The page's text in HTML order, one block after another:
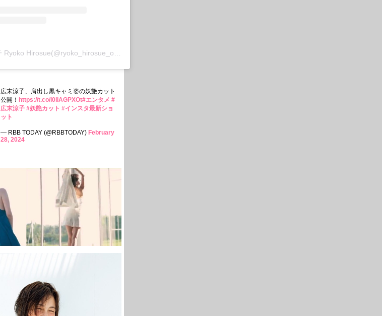
広末涼子、肩出し黒キャミ姿の妖艶カット
公開！ https://t.co/l0llAGPXOt#エンタメ #
広末涼子 #妖艶カット #インスタ最新ショ
ット
— RBB TODAY (@RBBTODAY) February
28, 2024